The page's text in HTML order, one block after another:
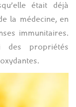
était déjà
la médecine, en
immunitaires.
des propriétés